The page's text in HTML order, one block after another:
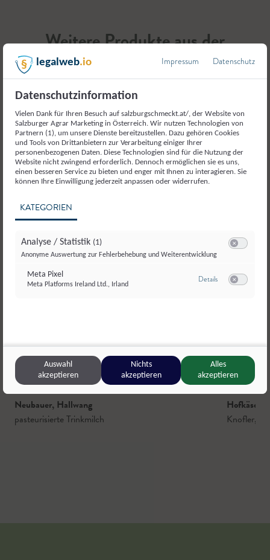
Weitere Produkte aus der
Kategorie
Milch und Milcherzeugnisse
Neubauer, Hallwang
pasteurisierte Trinkmilch
Knofler,
legalweb.io Impressum Datenschutz
Datenschutzinformation
Vielen Dank für Ihren Besuch auf salzburgschmeckt.at/, der Website von
Salzburger Agrar Marketing in Österreich. Wir nutzen Technologien von
Partnern (1), um unsere Dienste bereitzustellen. Dazu gehören Cookies
und Tools von Drittanbietern zur Verarbeitung einiger Ihrer
personenbezogenen Daten. Diese Technologien sind für die Nutzung der
Website nicht zwingend erforderlich. Dennoch ermöglichen sie es uns,
einen besseren Service zu bieten und enger mit Ihnen zu interagieren. Sie
können Ihre Einwilligung jederzeit anpassen oder widerrufen.
KATEGORIEN
Analyse / Statistik (1)
Anonyme Auswertung zur Fehlerbehebung und Weiterentwicklung
Meta Pixel
Meta Platforms Ireland Ltd., Irland
Detailszu Meta Pixel
Auswahl
akzeptieren
Nichts
akzeptieren
Alles
akzeptieren